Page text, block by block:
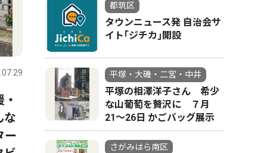
な
ー
都筑区
タウンニュース発 自治会サ
イト｢ジチカ｣開設
平塚・大磯・二宮・中井
平塚の相澤洋子さん 希少
な山葡萄を贅沢に ７月
21〜26日 かごバッグ展示
さがみはら南区